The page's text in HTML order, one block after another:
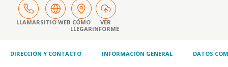
LLAMARSITIO WEB CÓMO
LLEGAR
VER
INFORME
DIRECCIÓN Y CONTACTO INFORMACIÓN GENERAL DATOS